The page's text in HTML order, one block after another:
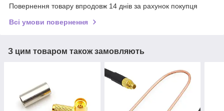
Повернення товару впродовж 14 днів за рахунок покупця
Всі умови повернення
З цим товаром також замовляють